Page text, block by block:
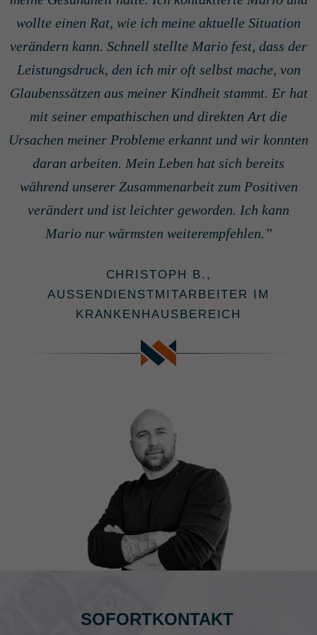
wollte einen Rat, wie ich meine aktuelle Situation
verändern kann. Schnell stellte Mario fest, dass der
Leistungsdruck, den ich mir oft selbst mache, von
Glaubenssätzen aus meiner Kindheit stammt. Er hat
mit seiner empathischen und direkten Art die
Ursachen meiner Probleme erkannt und wir konnten
daran arbeiten. Mein Leben hat sich bereits
während unserer Zusammenarbeit zum Positiven
verändert und ist leichter geworden. Ich kann
Mario nur wärmsten weiterempfehlen.
CHRISTOPH B.,
AUSSENDIENSTMITARBEITER IM K
RANKENHAUSBEREICH
SOFORTKONTAKT